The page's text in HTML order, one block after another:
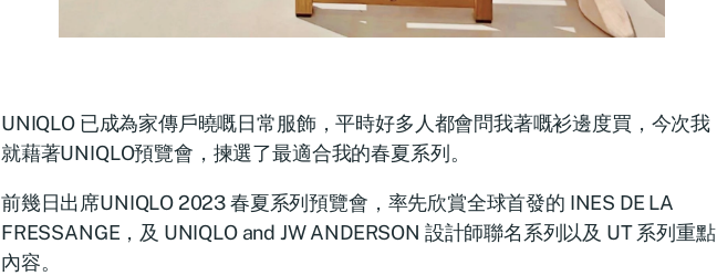
UNIQLO 已成為家傳戶曉嘅日常服飾，平時好多人都會問我著嘅衫邊度買，今次我
就藉著UNIQLO預覽會，揀選了最適合我的春夏系列。
前幾日出席UNIQLO 2023 春夏系列預覽會，率先欣賞全球首發的 INES DE LA
FRESSANGE，及 UNIQLO and JW ANDERSON 設計師聯名系列以及 UT 系列重點
內容。